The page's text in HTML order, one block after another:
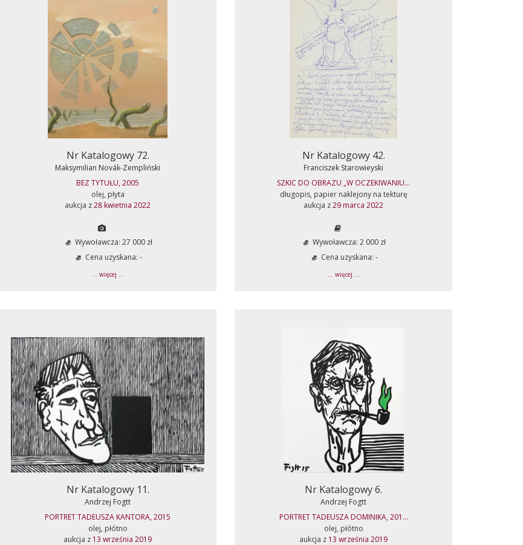
Nr Katalogowy 72.
Maksymilian Novák-Zempliński
BEZ TYTUŁU, 2005
olej, płyta
aukcja z28 kwietnia 2022
Wywoławcza: 27 000 zł
Cena uzyskana: -
... więcej ...
Nr Katalogowy 42.
Franciszek Starowieyski
SZKIC DO OBRAZU „W OCZEKIWANIU...
długopis, papier naklejony na tekturę
aukcja z29 marca 2022
Wywoławcza: 2 000 zł
Cena uzyskana: -
... więcej ...
Nr Katalogowy 11.
Andrzej Fogtt
PORTRET TADEUSZA KANTORA, 2015
olej, płótno
aukcja z 13 września 2019
Nr Katalogowy 6.
Andrzej Fogtt
PORTRET TADEUSZA DOMINIKA, 201...
olej, płótno
aukcja z 13 września 2019